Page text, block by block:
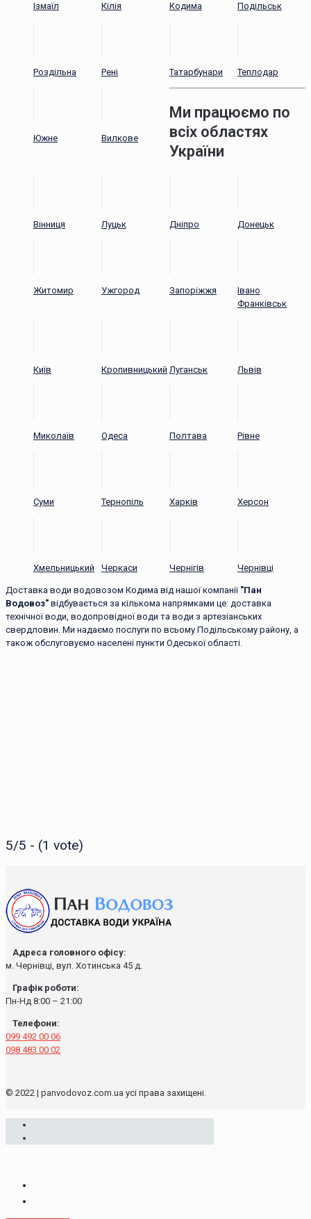
Ізмаїл Кілія Кодима Подільськ
Роздільна Рені Татарбунари Теплодар
Южне Вилкове
Ми працюємо по
всіх областях
України
Вінниця Луцьк Дніпро Донецьк
Житомир Ужгород Запоріжжя
Івано
Франківськ
Київ Кропивницький Луганськ Львів
Миколаїв Одеса Полтава Рівне
Суми Тернопіль Харків Херсон
Хмельницький Черкаси Чернігів Чернівці
Доставка води водовозом Кодима від нашої компанії "Пан
Водовоз" відбувається за кількома напрямками це: доставка
технічної води, водопровідної води та води з артезіанських
свердловин. Ми надаємо послуги по всьому Подільському району, а
також обслуговуємо населені пункти Одеської області.
5/5 - (1 vote)
Адреса головного офісу:
м. Чернівці, вул. Хотинська 45 д.
Графік роботи:
Пн-Нд 8:00 – 21:00
Телефони:
099 492 00 06
098 483 00 02
© 2022 | panvodovoz.com.ua усі права захищені.